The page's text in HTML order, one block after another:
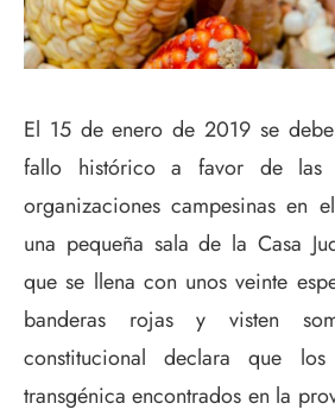
El 15 de enero de 2019 se
fallo histórico a favor de las
organizaciones campesinas en
una pequeña sala de la Casa
que se llena con unos veinte
banderas rojas y visten
constitucional declara que
transgénica encontrados en la